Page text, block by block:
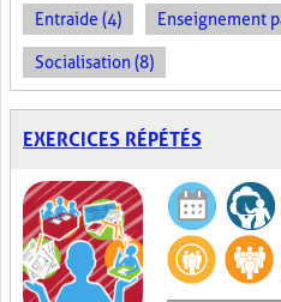
Entraide (4) Enseignement
Socialisation (8)
EXERCICES RÉPÉTÉS